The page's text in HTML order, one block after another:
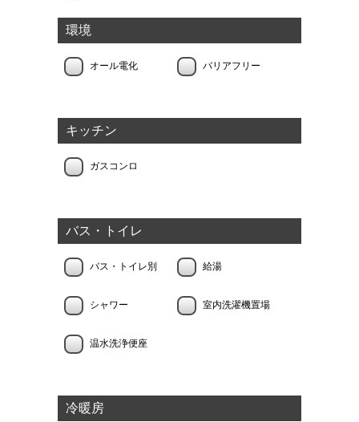
環境
オール電化 バリアフリー
キッチン
ガスコンロ
バス・トイレ
バス・トイレ別 給湯
シャワー 室内洗濯機置場
温水洗浄便座
冷暖房